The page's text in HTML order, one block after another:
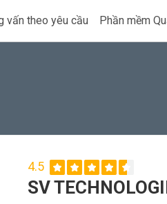
vấn theo yêu cầu Phần mềm
4.5
SV